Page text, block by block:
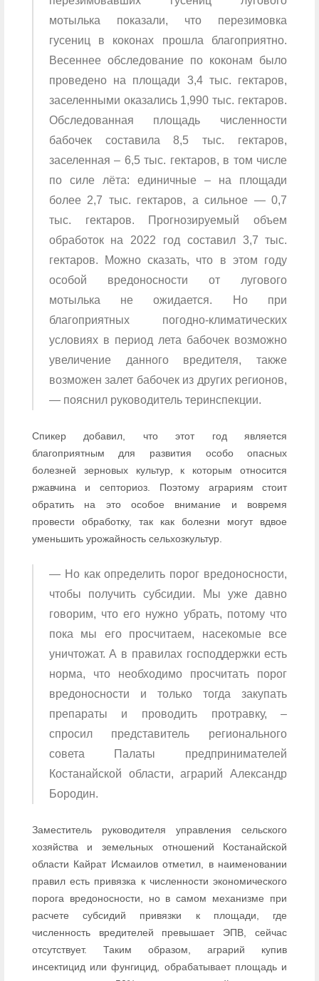
мотылька показали, что перезимовка
гусениц в коконах прошла благоприятно.
Весеннее обследование по коконам было
проведено на площади 3,4 тыс. гектаров,
заселенными оказались 1,990 тыс. гектаров.
Обследованная площадь численности
бабочек составила 8,5 тыс. гектаров,
заселенная – 6,5 тыс. гектаров, в том числе
по силе лёта: единичные – на площади
более 2,7 тыс. гектаров, а сильное — 0,7
тыс. гектаров. Прогнозируемый объем
обработок на 2022 год составил 3,7 тыс.
гектаров. Можно сказать, что в этом году
особой вредоносности от лугового
мотылька не ожидается. Но при
благоприятных погодно-климатических
условиях в период лета бабочек возможно
увеличение данного вредителя, также
возможен залет бабочек из других регионов,
— пояснил руководитель теринспекции.
Спикер добавил, что этот год является
благоприятным для развития особо опасных
болезней зерновых культур, к которым относится
ржавчина и септориоз. Поэтому аграриям стоит
обратить на это особое внимание и вовремя
провести обработку, так как болезни могут вдвое
уменьшить урожайность сельхозкультур.
— Но как определить порог вредоносности,
чтобы получить субсидии. Мы уже давно
говорим, что его нужно убрать, потому что
пока мы его просчитаем, насекомые все
уничтожат. А в правилах господдержки есть
норма, что необходимо просчитать порог
вредоносности и только тогда закупать
препараты и проводить протравку, –
спросил представитель регионального
совета Палаты предпринимателей
Костанайской области, аграрий Александр
Бородин.
Заместитель руководителя управления сельского
хозяйства и земельных отношений Костанайской
области Кайрат Исмаилов отметил, в наименовании
правил есть привязка к численности экономического
порога вредоносности, но в самом механизме при
расчете субсидий привязки к площади, где
численность вредителей превышает ЭПВ, сейчас
отсутствует. Таким образом, аграрий купив
инсектицид или фунгицид, обрабатывает площадь и